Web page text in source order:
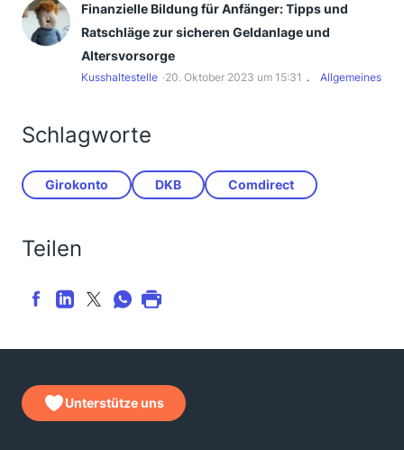
Finanzielle Bildung für Anfänger: Tipps und
Ratschläge zur sicheren Geldanlage und
Altersvorsorge
Kusshaltestelle 20. Oktober 2023 um 15:31 Allgemeines
Schlagworte
Girokonto DKB Comdirect
Teilen
Unterstütze uns